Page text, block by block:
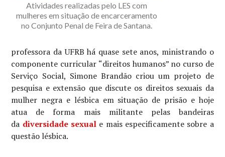
Atividades realizadas pelo LES com
mulheres em situação de encarceramento
no Conjunto Penal de Feira de Santana.
professora da UFRB há quase sete anos, ministrando o
componente curricular “direitos humanos” no curso de
Serviço Social, Simone Brandão criou um projeto de
pesquisa e extensão que discute os direitos sexuais da
mulher negra e lésbica em situação de prisão e hoje
atua de forma mais militante pelas bandeiras
da diversidade sexual e mais especificamente sobre a
questão lésbica.